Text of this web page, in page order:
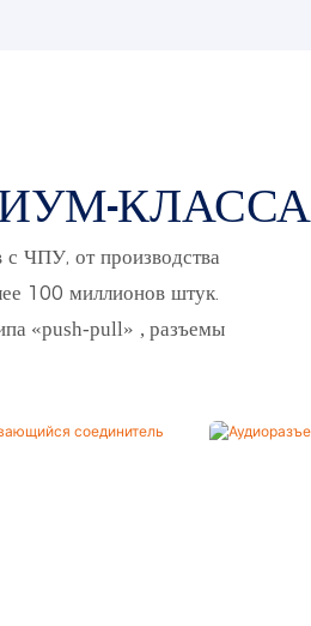
КЛАССА
ЧПУ, от производства
100 миллионов штук.
«push-pull» , разъемы